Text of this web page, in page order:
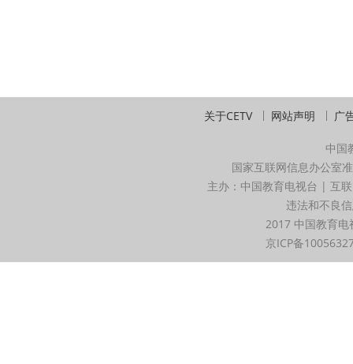
关于CETV 网站声明 广
中国
国家互联网信息办公室
主办：中国教育电视台 | 互
违法和不良
2017 中国教育
京ICP备